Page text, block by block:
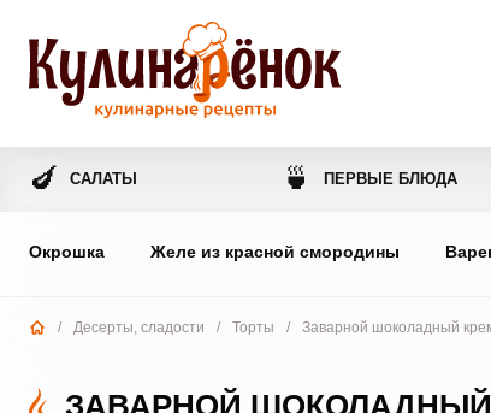
🍆 САЛАТЫ 🍵 ПЕРВЫЕ БЛЮДА
Окрошка Желе из красной смородины
/ Десерты, сладости / Торты / Заварной шоколадный
ЗАВАРНОЙ ШОКОЛАДНЫЙ